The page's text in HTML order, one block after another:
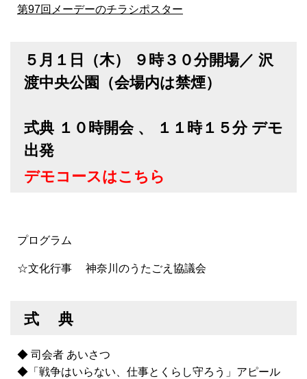
第97回メーデーのチラシポスター
５月１日（木） ９時３０分開場／ 沢
渡中央公園（会場内は禁煙）
式典 １０時開会 、 １１時１５分 デモ
出発
デモコースはこちら
プログラム
☆文化行事 神奈川のうたごえ協議会
式 典
◆ 司会者 あいさつ
◆「戦争はいらない、仕事とくらし守ろう」アピール